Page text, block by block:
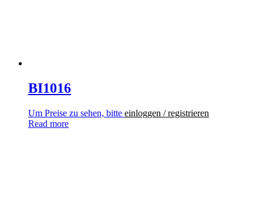
BI1016
Um Preise zu sehen, bitte einloggen / registrieren
Read more